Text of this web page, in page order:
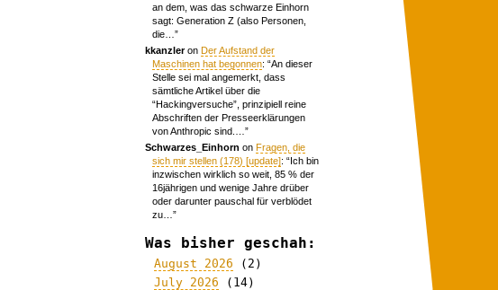
an dem, was das schwarze Einhorn
sagt: Generation Z (also Personen,
die… ”
kkanzleronDer Aufstand der
Maschinen hat begonnen: “An dieser
Stelle sei mal angemerkt, dass
sämtliche Artikel über die
“Hackingversuche”, prinzipiell reine
Abschriften der Presseerklärungen
von Anthropic sind.… ”
Schwarzes_Einhorn onFragen, die
sich mir stellen (178) [update]: “Ich bin
inzwischen wirklich so weit, 85 % der
16jährigen und wenige Jahre drüber
oder darunter pauschal für verblödet
zu… ”
Was bisher geschah:
August 2026 (2)
July 2026 (14)